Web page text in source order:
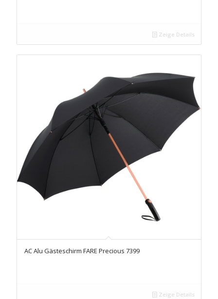
Zeige Details
AC Alu Gästeschirm FARE Precious 7399
Zeige Details